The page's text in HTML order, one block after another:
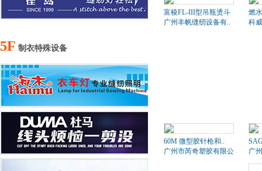
富棱FL-III型吊瓶烫斗
广州丰帆缝纫设备有..
燃
科
5F 制衣特殊设备
60M 微型胶针枪和..
广州市芮奇塑胶有限公司
广